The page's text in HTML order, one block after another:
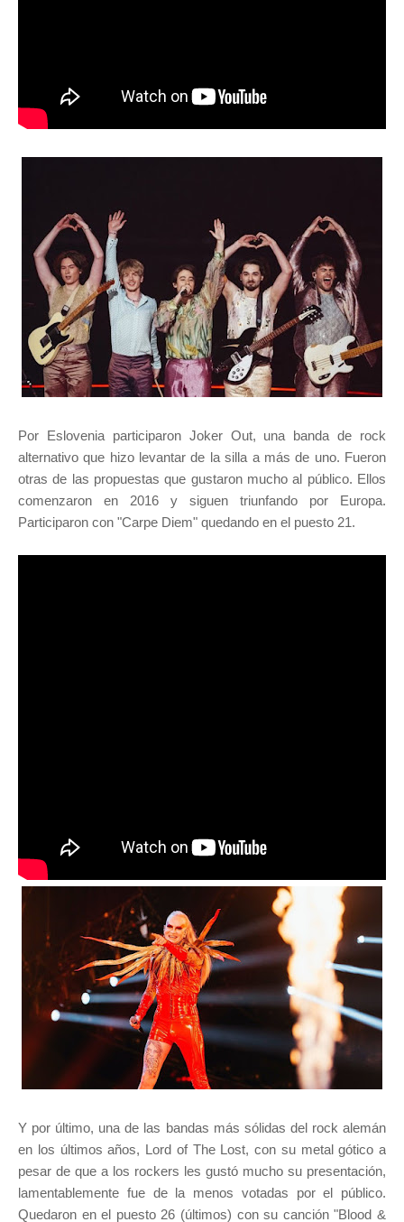
Por Eslovenia participaron Joker Out, una banda de rock
alternativo que hizo levantar de la silla a más de uno. Fueron
otras de las propuestas que gustaron mucho al público. Ellos
comenzaron en 2016 y siguen triunfando por Europa.
Participaron con "Carpe Diem" quedando en el puesto 21.
Y por último, una de las bandas más sólidas del rock alemán
en los últimos años, Lord of The Lost, con su metal gótico a
pesar de que a los rockers les gustó mucho su presentación,
lamentablemente fue de la menos votadas por el público.
Quedaron en el puesto 26 (últimos) con su canción "Blood &